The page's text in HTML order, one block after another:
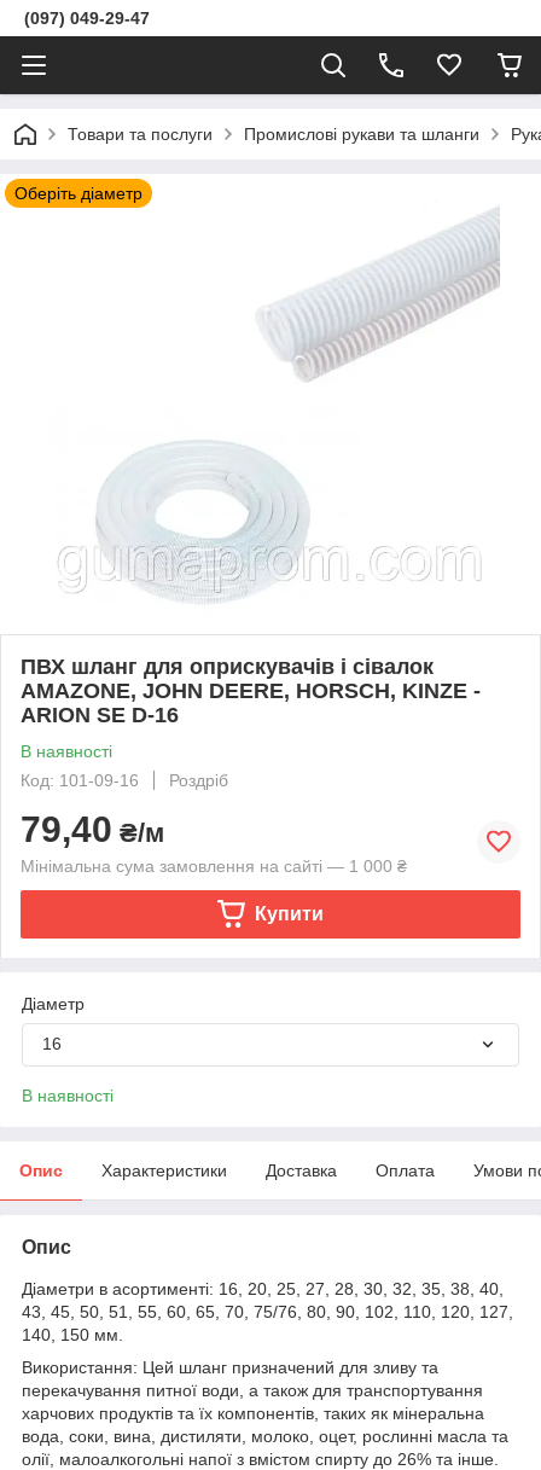
(097) 049-29-47
Товари та послуги Промислові рукави та шланги
Оберіть діаметр
ПВХ шланг для оприскувачів і сівалок
AMAZONE, JOHN DEERE, HORSCH, KINZE -
ARION SE D-16
В наявності
Код: 101-09-16
Роздріб
79,40 ₴/м
Мінімальна сума замовлення на сайті — 1 000 ₴
Купити
Діаметр
16
В наявності
Опис Характеристики Доставка Оплата Умови
Опис
Діаметри в асортименті: 16, 20, 25, 27, 28, 30, 32, 35, 38, 40,
43, 45, 50, 51, 55, 60, 65, 70, 75/76, 80, 90, 102, 110, 120, 127,
140, 150 мм.
Використання: Цей шланг призначений для зливу та
перекачування питної води, а також для транспортування
харчових продуктів та їх компонентів, таких як мінеральна
вода, соки, вина, дистиляти, молоко, оцет, рослинні масла та
олії, малоалкогольні напої з вмістом спирту до 26% та інше.